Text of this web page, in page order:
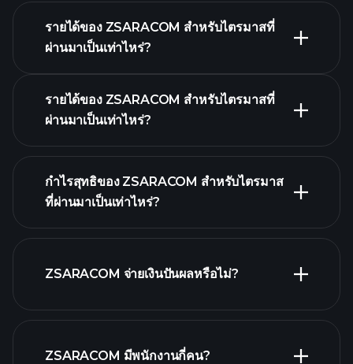
ปฏิทินผลประกอบการ
รายได้ของ ZSARACOM สำหรับไตรมาสที่
ผ่านมาเป็นเท่าไหร่?
ผลประกอบการของ ZSARACOM
รายได้ของ ZSARACOM สำหรับไตรมาสที่
ผ่านมาเป็นเท่าไหร่?
ทางการเงิน
กำไรสุทธิของ ZSARACOM สำหรับไตรมาส
ที่ผ่านมาเป็นเท่าไหร่?
ทางการเงิน
ZSARACOM จ่ายเงินปันผลหรือไม่?
เงินปันผลสูง
ZSARACOM มีพนักงานกี่คน?